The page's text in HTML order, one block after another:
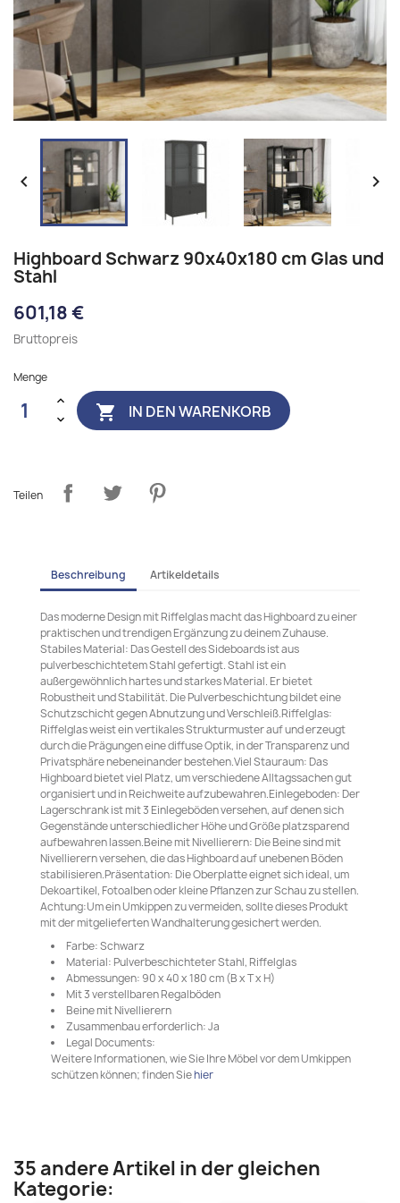
 
Highboard Schwarz 90x40x180 cm Glas und
Stahl
601,18 €
Bruttopreis
Menge
 IN DEN WARENKORB
Teilen
Beschreibung Artikeldetails
Das moderne Design mit Riffelglas macht das Highboard zu einer
praktischen und trendigen Ergänzung zu deinem Zuhause.
Stabiles Material: Das Gestell des Sideboards ist aus
pulverbeschichtetem Stahl gefertigt. Stahl ist ein
außergewöhnlich hartes und starkes Material. Er bietet
Robustheit und Stabilität. Die Pulverbeschichtung bildet eine
Schutzschicht gegen Abnutzung und Verschleiß.Riffelglas:
Riffelglas weist ein vertikales Strukturmuster auf und erzeugt
durch die Prägungen eine diffuse Optik, in der Transparenz und
Privatsphäre nebeneinander bestehen.Viel Stauraum: Das
Highboard bietet viel Platz, um verschiedene Alltagssachen gut
organisiert und in Reichweite aufzubewahren.Einlegeboden: Der
Lagerschrank ist mit 3 Einlegeböden versehen, auf denen sich
Gegenstände unterschiedlicher Höhe und Größe platzsparend
aufbewahren lassen.Beine mit Nivellierern: Die Beine sind mit
Nivellierern versehen, die das Highboard auf unebenen Böden
stabilisieren.Präsentation: Die Oberplatte eignet sich ideal, um
Dekoartikel, Fotoalben oder kleine Pflanzen zur Schau zu stellen.
Achtung:Um ein Umkippen zu vermeiden, sollte dieses Produkt
mit der mitgelieferten Wandhalterung gesichert werden.
Farbe: Schwarz
Material: Pulverbeschichteter Stahl, Riffelglas
Abmessungen: 90 x 40 x 180 cm (B x T x H)
Mit 3 verstellbaren Regalböden
Beine mit Nivellierern
Zusammenbau erforderlich: Ja
Legal Documents:
Weitere Informationen, wie Sie Ihre Möbel vor dem Umkippen
schützen können; finden Siehier
35 andere Artikel in der gleichen
Kategorie: